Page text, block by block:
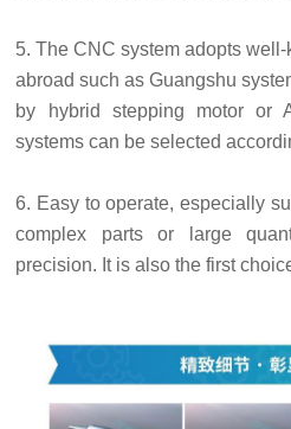
5. The CNC system adopts
abroad such as Guangshu
by hybrid stepping motor or
systems can be selected
6. Easy to operate, especially
complex parts or large
precision. It is also the first